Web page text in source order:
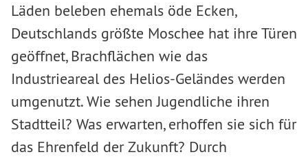
Läden beleben ehemals öde Ecken,
Deutschlands größte Moschee hat ihre Türen
geöffnet, Brachflächen wie das
Industrieareal des Helios-Geländes werden
umgenutzt. Wie sehen Jugendliche ihren
Stadtteil? Was erwarten, erhoffen sie sich für
das Ehrenfeld der Zukunft? Durch